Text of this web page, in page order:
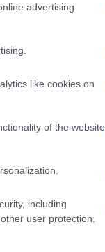
advertising
like cookies on
of the website
including
user protection.